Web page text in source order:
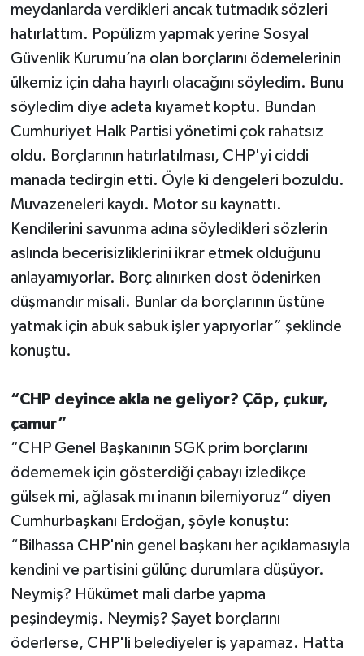
meydanlarda verdikleri ancak tutmadık sözleri
hatırlattım. Popülizm yapmak yerine Sosyal
Güvenlik Kurumu’na olan borçlarını ödemelerinin
ülkemiz için daha hayırlı olacağını söyledim. Bunu
söyledim diye adeta kıyamet koptu. Bundan
Cumhuriyet Halk Partisi yönetimi çok rahatsız
oldu. Borçlarının hatırlatılması, CHP'yi ciddi
manada tedirgin etti. Öyle ki dengeleri bozuldu.
Muvazeneleri kaydı. Motor su kaynattı.
Kendilerini savunma adına söyledikleri sözlerin
aslında becerisizliklerini ikrar etmek olduğunu
anlayamıyorlar. Borç alınırken dost ödenirken
düşmandır misali. Bunlar da borçlarının üstüne
yatmak için abuk sabuk işler yapıyorlar” şeklinde
konuştu.
“CHP deyince akla ne geliyor? Çöp, çukur,
çamur”
“CHP Genel Başkanının SGK prim borçlarını
ödememek için gösterdiği çabayı izledikçe
gülsek mi, ağlasak mı inanın bilemiyoruz” diyen
Cumhurbaşkanı Erdoğan, şöyle konuştu:
“Bilhassa CHP'nin genel başkanı her açıklamasıyla
kendini ve partisini gülünç durumlara düşüyor.
Neymiş? Hükümet mali darbe yapma
peşindeymiş. Neymiş? Şayet borçlarını
öderlerse, CHP'li belediyeler iş yapamaz. Hatta